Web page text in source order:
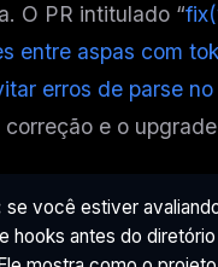
O PR intitulado “
entre aspas com
erros de parse
e o
se você estiver
hooks antes do